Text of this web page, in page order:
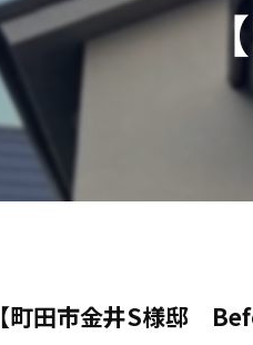
【町田市金井S様邸